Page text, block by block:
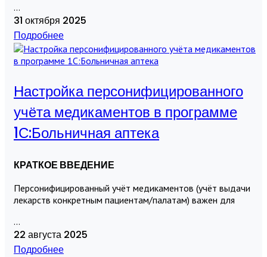
...
31 октября 2025
Подробнее
Настройка персонифицированного
учёта медикаментов в программе
1С:Больничная аптека
КРАТКОЕ ВВЕДЕНИЕ
Персонифицированный учёт медикаментов (учёт выдачи
лекарств конкретным пациентам/палатам) важен для
...
22 августа 2025
Подробнее